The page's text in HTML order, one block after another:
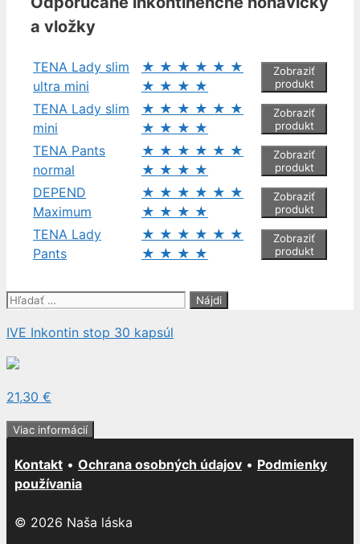
a vložky
TENA Lady slim
ultra mini
★ ★ ★ ★ ★ ★
★ ★ ★ ★
Zobraziť
produkt
TENA Lady slim
mini
★ ★ ★ ★ ★ ★
★ ★ ★ ★
Zobraziť
produkt
TENA Pants
normal
★ ★ ★ ★ ★ ★
★ ★ ★ ★
Zobraziť
produkt
DEPEND
Maximum
★ ★ ★ ★ ★ ★
★ ★ ★ ★
Zobraziť
produkt
TENA Lady
Pants
★ ★ ★ ★ ★ ★
★ ★ ★ ★
Zobraziť
produkt
Hľadať:
IVE Inkontin stop 30 kapsúl
21,30 €
Viac informácií
Kontakt • Ochrana osobných údajov • Podmienky
používania
© 2026 Naša láska